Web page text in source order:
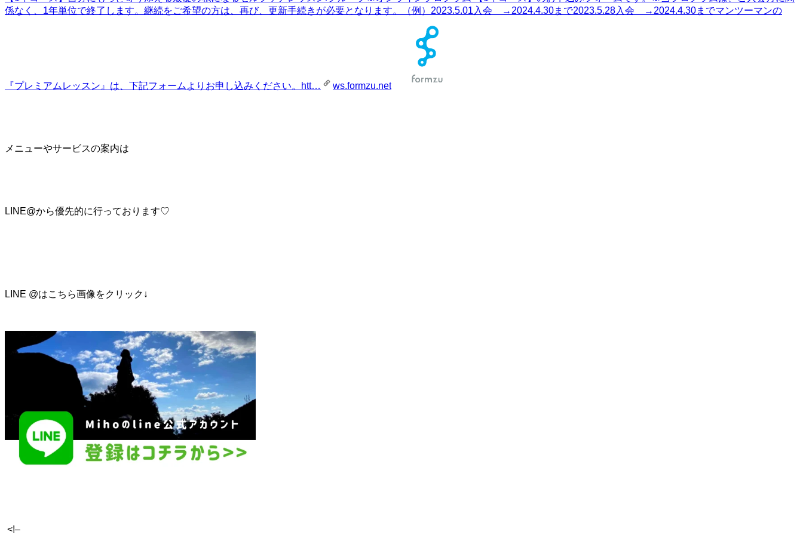
係なく、1年単位で終了します。継続をご希望の方は、再び、更新手続きが必要となります。（例）2023.5.01入会 →2024.4.30まで2023.5.28入会 →2024.4.30までマンツーマンの
『プレミアムレッスン』は、下記フォームよりお申し込みください。htt… ws.formzu.net
メニューやサービスの案内は
LINE@から優先的に行っております♡
LINE @はこちら画像をクリック↓
<!–